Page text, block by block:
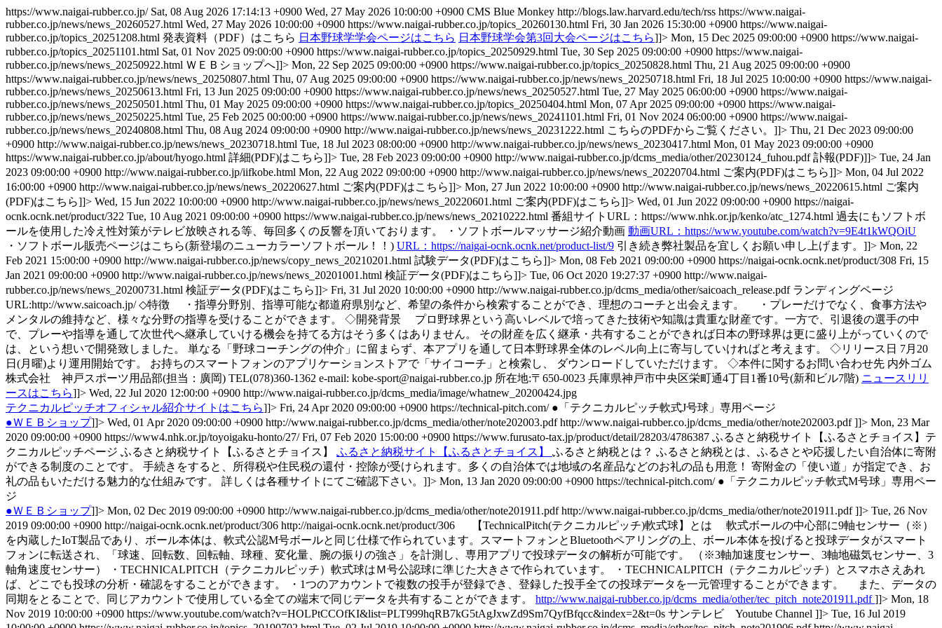
https://www.naigai-rubber.co.jp/ Sat, 08 Aug 2026 17:14:13 +0900 Wed, 27 May 2026 10:00:00 +0900 CMS Blue Monkey http://blogs.law.harvard.edu/tech/rss https://www.naigai-
rubber.co.jp/news/news_20260527.html Wed, 27 May 2026 10:00:00 +0900 https://www.naigai-rubber.co.jp/topics_20260130.html Fri, 30 Jan 2026 15:30:00 +0900 https://www.naigai-
rubber.co.jp/topics_20251208.html 発表資料（PDF）はこちら 日本野球学学会ページはこちら 日本野球学会第3回大会ページはこちら]]> Mon, 15 Dec 2025 09:00:00 +0900 https://www.naigai-
rubber.co.jp/topics_20251101.html Sat, 01 Nov 2025 09:00:00 +0900 https://www.naigai-rubber.co.jp/topics_20250929.html Tue, 30 Sep 2025 09:00:00 +0900 https://www.naigai-
rubber.co.jp/news/news_20250922.html ＷＥＢショップへ]]> Mon, 22 Sep 2025 09:00:00 +0900 https://www.naigai-rubber.co.jp/topics_20250828.html Thu, 21 Aug 2025 09:00:00 +0900
https://www.naigai-rubber.co.jp/news/news_20250807.html Thu, 07 Aug 2025 09:00:00 +0900 https://www.naigai-rubber.co.jp/news/news_20250718.html Fri, 18 Jul 2025 10:00:00 +0900 https://www.naigai-
rubber.co.jp/news/news_20250613.html Fri, 13 Jun 2025 09:00:00 +0900 https://www.naigai-rubber.co.jp/news/news_20250527.html Tue, 27 May 2025 06:00:00 +0900 https://www.naigai-
rubber.co.jp/news/news_20250501.html Thu, 01 May 2025 09:00:00 +0900 https://www.naigai-rubber.co.jp/topics_20250404.html Mon, 07 Apr 2025 09:00:00 +0900 https://www.naigai-
rubber.co.jp/news/news_20250225.html Tue, 25 Feb 2025 00:00:00 +0900 https://www.naigai-rubber.co.jp/news/news_20241101.html Fri, 01 Nov 2024 06:00:00 +0900 https://www.naigai-
rubber.co.jp/news/news_20240808.html Thu, 08 Aug 2024 09:00:00 +0900 http://www.naigai-rubber.co.jp/news/news_20231222.html こちらのPDFからご覧ください。]]> Thu, 21 Dec 2023 09:00:00
+0900 http://www.naigai-rubber.co.jp/news/news_20230718.html Tue, 18 Jul 2023 08:00:00 +0900 http://www.naigai-rubber.co.jp/news/news_20230417.html Mon, 01 May 2023 09:00:00 +0900
https://www.naigai-rubber.co.jp/about/hyogo.html 詳細(PDF)はこちら]]> Tue, 28 Feb 2023 09:00:00 +0900 http://www.naigai-rubber.co.jp/dcms_media/other/20230124_fuhou.pdf訃報(PDF)]]> Tue, 24 Jan
2023 09:00:00 +0900 http://www.naigai-rubber.co.jp/iifkobe.html Mon, 22 Aug 2022 09:00:00 +0900 http://www.naigai-rubber.co.jp/news/news_20220704.html ご案内(PDF)はこちら]]> Mon, 04 Jul 2022
16:00:00 +0900 http://www.naigai-rubber.co.jp/news/news_20220627.html ご案内(PDF)はこちら]]> Mon, 27 Jun 2022 10:00:00 +0900 http://www.naigai-rubber.co.jp/news/news_20220615.html ご案内
(PDF)はこちら]]> Wed, 15 Jun 2022 10:00:00 +0900 http://www.naigai-rubber.co.jp/news/news_20220601.html ご案内(PDF)はこちら]]> Wed, 01 Jun 2022 09:00:00 +0900 https://naigai-
ocnk.ocnk.net/product/322 Tue, 10 Aug 2021 09:00:00 +0900 https://www.naigai-rubber.co.jp/news/news_20210222.html 番組サイトURL：https://www.nhk.or.jp/kenko/atc_1274.html 過去にもソフトボ
ールを使用した冷え性対策がテレビ放映される等、毎回多くの反響を頂いております。 ・ソフトボールマッサージ紹介動画 動画URL：https://www.youtube.com/watch?v=9E4t1kWQOiU
・ソフトボール販売ページはこちら(新登場のニューカラーソフトボール！！) URL：https://naigai-ocnk.ocnk.net/product-list/9 引き続き弊社製品を宜しくお願い申し上げます。]]> Mon, 22
Feb 2021 15:00:00 +0900 http://www.naigai-rubber.co.jp/news/copy_news_20210201.html 試験データ(PDF)はこちら]]> Mon, 08 Feb 2021 09:00:00 +0900 https://naigai-ocnk.ocnk.net/product/308 Fri, 15
Jan 2021 09:00:00 +0900 http://www.naigai-rubber.co.jp/news/news_20201001.html 検証データ(PDF)はこちら]]> Tue, 06 Oct 2020 19:27:37 +0900 http://www.naigai-
rubber.co.jp/news/news_20200731.html 検証データ(PDF)はこちら]]> Fri, 31 Jul 2020 10:00:00 +0900 http://www.naigai-rubber.co.jp/dcms_media/other/saicoach_release.pdf ランディングページ
URL:http://www.saicoach.jp/ ◇特徴 ・指導分野別、指導可能な都道府県別など、希望の条件から検索することができ、理想のコーチと出会えます。 ・プレーだけでなく、食事方法や
メンタルの維持など、様々な分野の指導を受けることができます。 ◇開発背景 プロ野球界という高いレベルで培ってきた技術や知識は貴重な財産です。一方で、引退後の選手の中
で、プレーや指導を通して次世代へ継承していける機会を持てる方はそう多くはありません。 その財産を広く継承・共有することができれば日本の野球界は更に盛り上がっていくので
は、という想いで開発致しました。 単なる「野球コーチングの仲介」に留まらず、本アプリを通して日本野球界全体のレベル向上に寄与していければと考えます。 ◇リリース日 7月20
日(月曜)より運用開始です。 お持ちのスマートフォンのアプリケーションストアで「サイコーチ」と検索し、 ダウンロードしていただけます。 ◇本件に関するお問い合わせ先 内外ゴム
株式会社 神戸スポーツ用品部(担当：廣岡) TEL(078)360-1362 e-mail: kobe-sport@naigai-rubber.co.jp 所在地:〒650-0023 兵庫県神戸市中央区栄町通4丁目1番10号(新和ビル7階) ニュースリリ
ースはこちら]]> Wed, 22 Jul 2020 12:00:00 +0900 http://www.naigai-rubber.co.jp/dcms_media/image/whatnew_20200424.jpg
テクニカルピッチオフィシャル紹介サイトはこちら]]> Fri, 24 Apr 2020 09:00:00 +0900 https://technical-pitch.com/ ●「テクニカルピッチ軟式J号球」専用ページ
●ＷＥＢショップ]]> Wed, 01 Apr 2020 09:00:00 +0900 http://www.naigai-rubber.co.jp/dcms_media/other/note202003.pdfhttp://www.naigai-rubber.co.jp/dcms_media/other/note202003.pdf ]]> Mon, 23 Mar
2020 09:00:00 +0900 https://www4.nhk.or.jp/toyoigaku-honto/27/Fri, 07 Feb 2020 15:00:00 +0900 https://www.furusato-tax.jp/product/detail/28203/4786387 ふるさと納税サイト【ふるさとチョイス】テ
クニカルピッチページ ふるさと納税サイト【ふるさとチョイス】 ふるさと納税サイト【ふるさとチョイス】 ふるさと納税とは？ ふるさと納税とは、ふるさとや応援したい自治体に寄附
ができる制度のことです。 手続きをすると、所得税や住民税の還付・控除が受けられます。多くの自治体では地域の名産品などのお礼の品も用意！ 寄附金の「使い道」が指定でき、お
礼の品もいただける魅力的な仕組みです。 詳しくは各種サイトにてご確認下さい。]]> Mon, 13 Jan 2020 09:00:00 +0900 https://technical-pitch.com/ ●「テクニカルピッチ軟式M号球」専用ペー
ジ
●ＷＥＢショップ]]> Mon, 02 Dec 2019 09:00:00 +0900 http://www.naigai-rubber.co.jp/dcms_media/other/note201911.pdfhttp://www.naigai-rubber.co.jp/dcms_media/other/note201911.pdf ]]> Tue, 26 Nov
2019 09:00:00 +0900 http://naigai-ocnk.ocnk.net/product/306 http://naigai-ocnk.ocnk.net/product/306 【TechnicalPitch(テクニカルピッチ)軟式球】とは 軟式ボールの中心部に9軸センサー（※）
を内蔵したIoT製品であり、ボール本体は、軟式公認M号ボールと同じ仕様で作られています。スマートフォンとBluetoothペアリングの上、ボール本体を投げると投球データがスマート
フォンに転送され、「球速、回転数、回転軸、球種、変化量、腕の振りの強さ」を計測し、専用アプリで投球データの解析が可能です。 （※3軸加速度センサー、3軸地磁気センサー、3
軸角速度センサー） ・TECHNICALPITCH（テクニカルピッチ）軟式球はＭ号公認球に準じた大きさで作られています。 ・TECHNICALPITCH（テクニカルピッチ）とスマホさえあれ
ば、どこでも投球の分析・確認をすることができます。 ・1つのアカウントで複数の投手が登録でき、登録した投手全ての投球データを一元管理することができます。 また、データの
同期をとることで、同じアカウントで使用している全ての端末で同じデータを共有することができます。 http://www.naigai-rubber.co.jp/dcms_media/other/tec_pitch_note201911.pdf]]> Mon, 18
Nov 2019 10:00:00 +0900 https://www.youtube.com/watch?v=HOLPtCCOfKI&list=PLT999hqRB7kG5tAgJxwZd9Sm7QyfBfqcc&index=2&t=0s サンテレビ Youtube Channel ]]> Tue, 16 Jul 2019